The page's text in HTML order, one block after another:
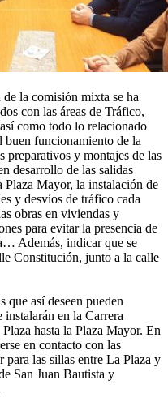
la comisión mixta se ha
con las áreas de Tráfico,
como todo lo relacionado
funcionamiento de la
preparativos y montajes de las
desarrollo de las salidas
Plaza Mayor, la instalación de
y desvíos de tráfico cada
obras en viviendas y
para evitar la presencia de
Además, indicar que se
Constitución, junto a la calle
que así deseen pueden
instalarán en la Carrera
hasta la Plaza Mayor. En
en contacto con las
las sillas entre La Plaza y
San Juan Bautista y